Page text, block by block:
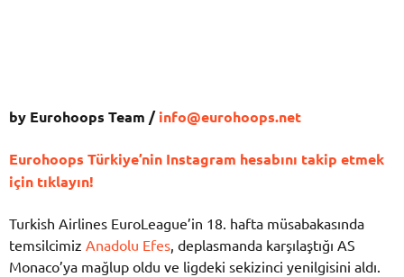
by Eurohoops Team /info@eurohoops.net
Eurohoops Türkiye’nin Instagram hesabını takip etmek
için tıklayın!
Turkish Airlines EuroLeague’in 18. hafta müsabakasında
temsilcimiz Anadolu Efes, deplasmanda karşılaştığı AS
Monaco’ya mağlup oldu ve ligdeki sekizinci yenilgisini aldı.